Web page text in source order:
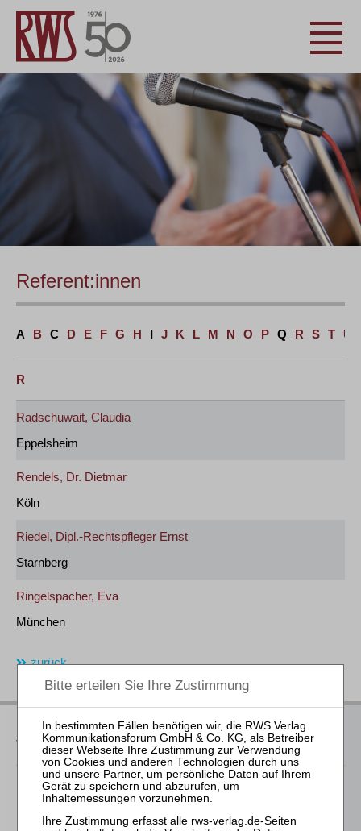
Referent:innen
A B C D E F G H I J K L M N O P Q R S T U
R
Radschuwait, Claudia
Eppelsheim
Rendels, Dr. Dietmar
Köln
Riedel, Dipl.-Rechtspfleger Ernst
Starnberg
Ringelspacher, Eva
München
zurück
Das bieten Ihnen unsere
Veranstaltungen
Für alle Endgeräte kompatible und browserbasierte
Online-Fortbildungen
Individuelle Assistenz bis zur Einwahl und Verbindung mit